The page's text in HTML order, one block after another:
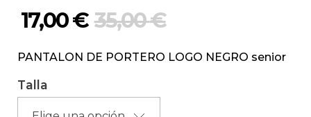
17,00€ 35,00€
PANTALON DE PORTERO LOGO NEGRO senior
Talla